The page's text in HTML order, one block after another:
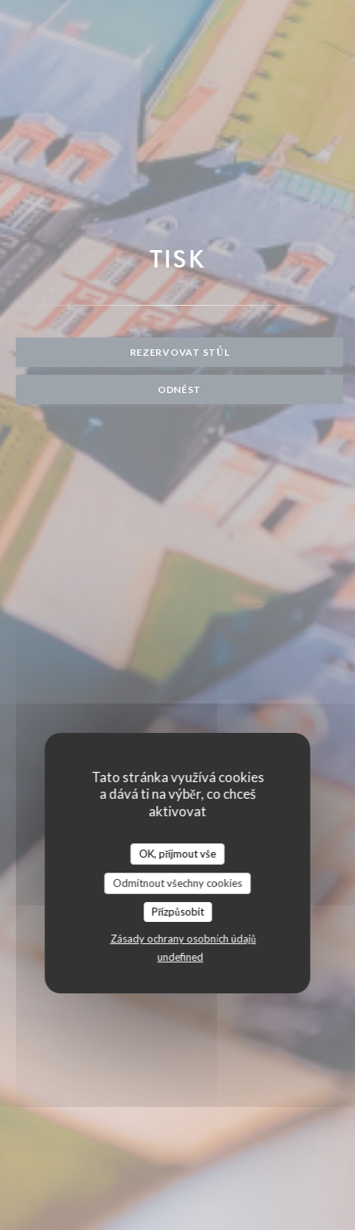
Tato stránka využívá cookies
a dává ti na výběr, co chceš
aktivovat
OK, přijmout vše
Odmítnout všechny cookies
Přizpůsobit
Zásady ochrany osobních údajů
undefined
TISK
REZERVOVAT STŮL
ODNÉST